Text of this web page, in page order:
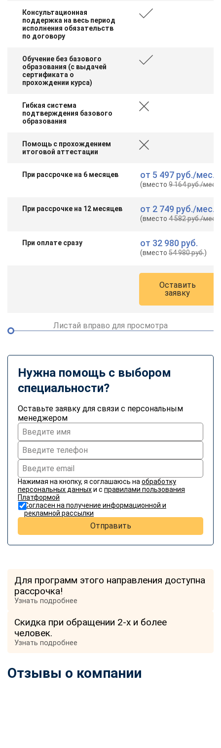
Консультационная
поддержка на весь период
исполнения обязательств
по договору
Обучение без базового
образования (с выдачей
сертификата о
прохождении курса)
Гибкая система
подтверждения базового
образования
Помощь с прохождением
итоговой аттестации
При рассрочке на 6 месяцев от 5 497 руб./мес.
(вместо9 164 руб./мес.
При рассрочке на 12 месяцев от 2 749 руб./мес.
(вместо4 582 руб./мес.
При оплате сразу от 32 980 руб.
(вместо54 980 руб.)
Оставить
заявку
Листай вправо для просмотра
Нужна помощь с выбором
специальности?
Оставьте заявку для связи с персональным
менеджером
Нажимая на кнопку, я соглашаюсь на обработку
персональных данныхи с правилами пользования
Платформой
Согласен на получение информационной и
рекламной рассылки
Отправить
Для программ этого направления доступна
рассрочка!
Узнать подробнее
Скидка при обращении 2-х и более
человек.
Узнать подробнее
Отзывы о компании